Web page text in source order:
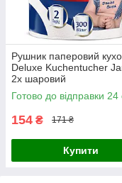
Рушник паперовий
Deluxe Kuchentucher
2х шаровий
Готово до відправки 24
154 ₴ 171 ₴
Купити